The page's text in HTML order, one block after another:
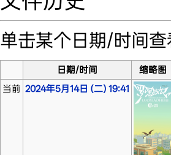
单击某个日期/时间
日期/时间
缩略图
当前 2024年5月14日 (二) 19:41